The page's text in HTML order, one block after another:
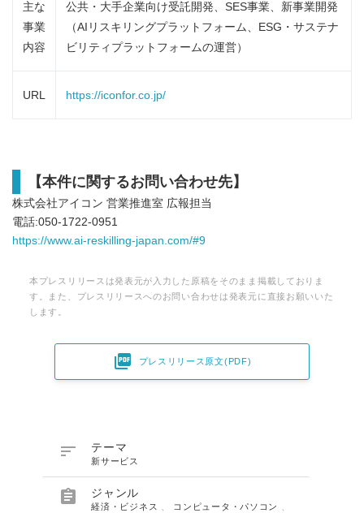
主な
事業
内容
公共・大手企業向け受託開発、SES事業、新事業開発
（AIリスキリングプラットフォーム、ESG・サステナ
ビリティプラットフォームの運営）
URL https://iconfor.co.jp/
【本件に関するお問い合わせ先】
株式会社アイコン 営業推進室 広報担当
電話:050-1722-0951
https://www.ai-reskilling-japan.com/#9
本プレスリリースは発表元が入力した原稿をそのまま掲載しておりま
す。また、プレスリリースへのお問い合わせは発表元に直接お願いいた
します。
 プレスリリース原文(PDF)
 テーマ
新サービス
 ジャンル
経済・ビジネス コンピュータ・パソコン